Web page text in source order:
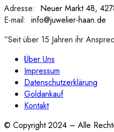
Adresse: Neuer Markt 48,
E-mail: info@juwelier-haan.de
“Seit über 15 Jahren ihr
Über Uns
Impressum
Datenschutzerklärung
Goldankauf
Kontakt
© Copyright 2024 – Alle